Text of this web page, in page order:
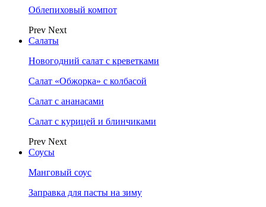
Облепиховый компот
Prev Next
Салаты
Новогодний салат с креветками
Салат «Обжорка» с колбасой
Салат с ананасами
Салат с курицей и блинчиками
Prev Next
Соусы
Манговый соус
Заправка для пасты на зиму